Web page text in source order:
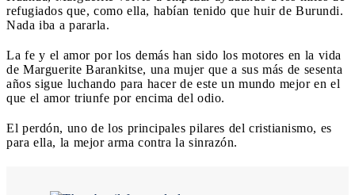
refugiados que, como ella, habían tenido que huir de Burundi.
Nada iba a pararla.
La fe y el amor por los demás han sido los motores en la vida
de Marguerite Barankitse, una mujer que a sus más de sesenta
años sigue luchando para hacer de este un mundo mejor en el
que el amor triunfe por encima del odio.
El perdón, uno de los principales pilares del cristianismo, es
para ella, la mejor arma contra la sinrazón.